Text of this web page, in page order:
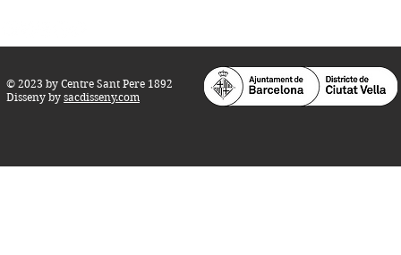
© 2023 by Centre Sant Pere 1892
Disseny by sacdisseny.com